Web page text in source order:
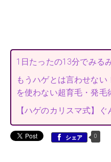
1日たったの13分でみる
もうハゲとは言わせな
を使わない超育毛・発毛
【ハゲのカリスマ式】
シェア 0